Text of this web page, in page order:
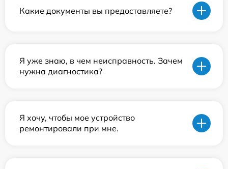
Какие документы вы предоставляете?
Я уже знаю, в чем неисправность. Зачем
нужна диагностика?
Я хочу, чтобы мое устройство
ремонтировали при мне.